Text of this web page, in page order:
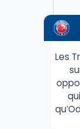
Les